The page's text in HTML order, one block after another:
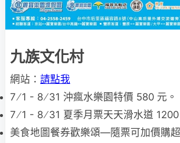
九族文化村
網站： 請點我
7 ∕ 1 - 8 ∕ 31 沖瘋水樂園特價 580 元。
7 ∕ 1 - 8 ∕ 31 夏季月票天天滑水道 1200
美食地圖餐券歡樂頌—隨票可加價購